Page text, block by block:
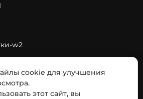
w2
cookie для улучшения
этот сайт, вы